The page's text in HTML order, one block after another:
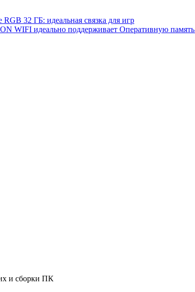
32 ГБ: идеальная связка для игр
WIFI идеально поддерживает Оперативную
и сборки ПК